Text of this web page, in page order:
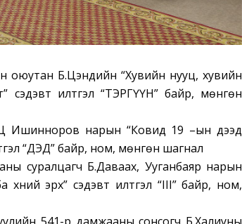
оюутан Б.Цэндийн “Хувийн нууц, хувийн
сэдэвт илтгэл “ТЭРГҮҮН” байр, мөнгөн
Ц Ишинноров нарын “Ковид 19 –ын дээд
“ДЭД” байр, ном, мөнгөн шагнал
суралцагч Б.Даваахүү, Ууганбаяр нарын
хүний эрх” сэдэвт илтгэл “III” байр, ном,